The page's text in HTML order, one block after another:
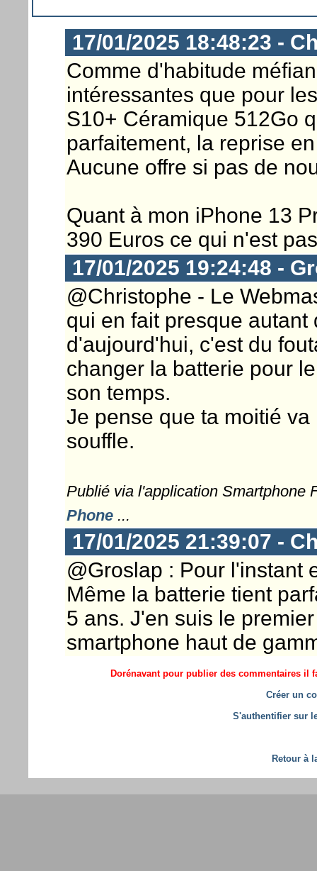
17/01/2025 18:48:23 -
Comme d'habitude
intéressantes que pour
S10+ Céramique 512Go
parfaitement, la reprise
Aucune offre si pas de
Quant à mon iPhone 13
390 Euros ce qui n'est
17/01/2025 19:24:48 -
@Christophe - Le
qui en fait presque
d'aujourd'hui, c'est du
changer la batterie pour
son temps.
Je pense que ta moitié
souffle.
Publié via l'application Smartphone
Phone...
17/01/2025 21:39:07 -
@Groslap : Pour l'instant
Même la batterie tient
5 ans. J'en suis le
smartphone haut de
Dorénavant pour publier des commentaires il
Créer un
S'authentifier sur
Retour à